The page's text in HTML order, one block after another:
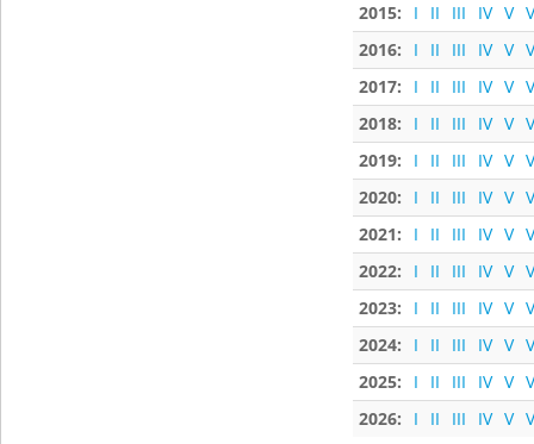
2015:
I II III IV V
2016:
I II III IV V
2017:
I II III IV V
2018:
I II III IV V
2019:
I II III IV V
2020:
I II III IV V
2021:
I II III IV V
2022:
I II III IV V
2023:
I II III IV V
2024:
I II III IV V
2025:
I II III IV V
2026:
I II III IV V